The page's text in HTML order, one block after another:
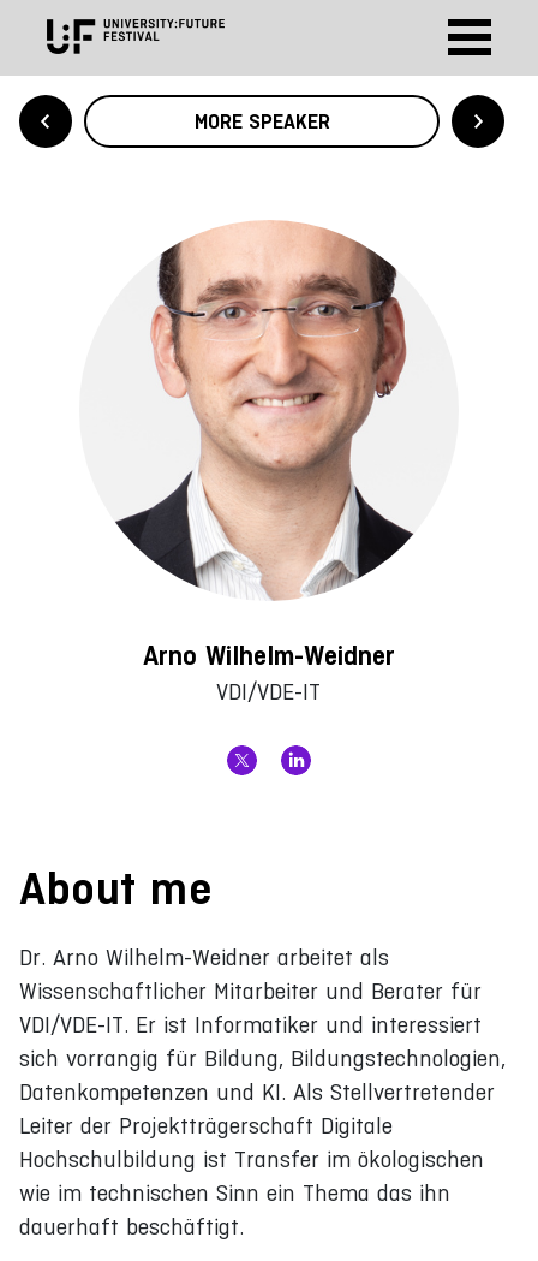
MORE SPEAKER
Arno Wilhelm-Weidner
VDI/VDE-IT
About me
Dr. Arno Wilhelm-Weidner arbeitet als
Wissenschaftlicher Mitarbeiter und Berater für
VDI/VDE-IT. Er ist Informatiker und interessiert
sich vorrangig für Bildung, Bildungstechnologien,
Datenkompetenzen und KI. Als Stellvertretender
Leiter der Projektträgerschaft Digitale
Hochschulbildung ist Transfer im ökologischen
wie im technischen Sinn ein Thema das ihn
dauerhaft beschäftigt.